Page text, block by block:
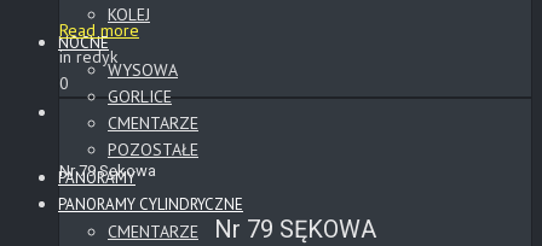
KOLEJ
NOCNE
WYSOWA
GORLICE
CMENTARZE
POZOSTAŁE
PANORAMY
PANORAMY CYLINDRYCZNE
CMENTARZE
Read more
in redyk
0
Nr 79 Sękowa
Nr 79 SĘKOWA